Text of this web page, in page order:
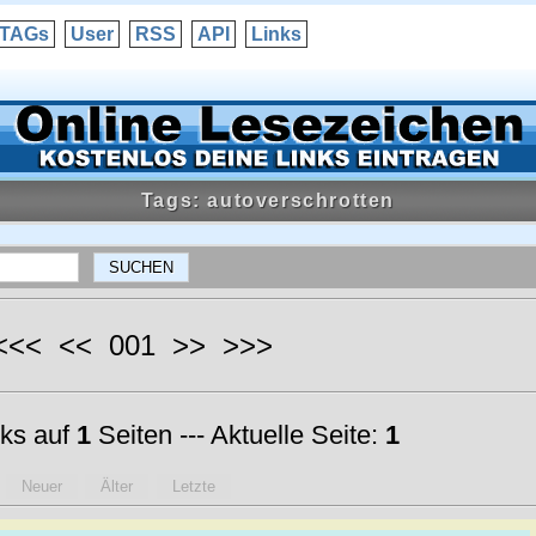
TAGs User RSS API Links
Tags: autoverschrotten
<< 001 >> >>>
auf 1Seiten --- Aktuelle Seite: 1
Neuer Älter Letzte